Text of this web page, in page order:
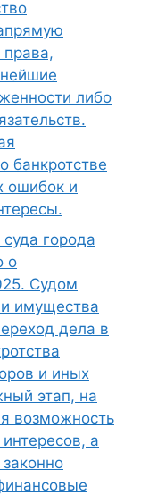
либо
банкротстве
ошибок и
города
о
Судом
имущества
дела в
и иных
этап, на
возможность
а